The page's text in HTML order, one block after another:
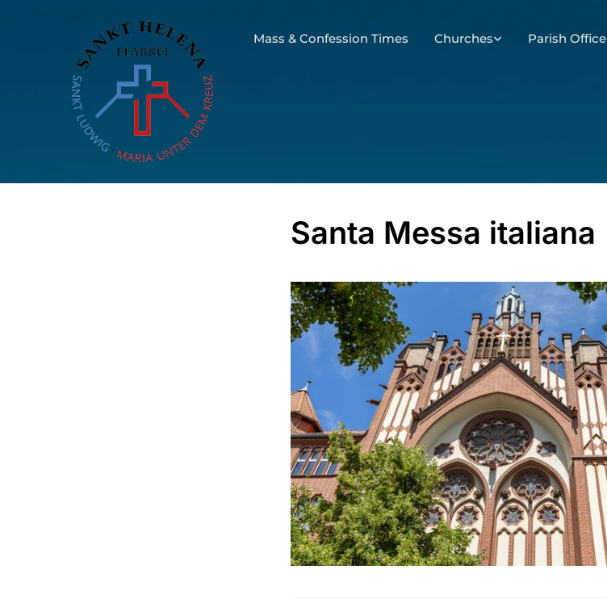
Mass & Confession Times Churches Parish Office
Santa Messa italiana